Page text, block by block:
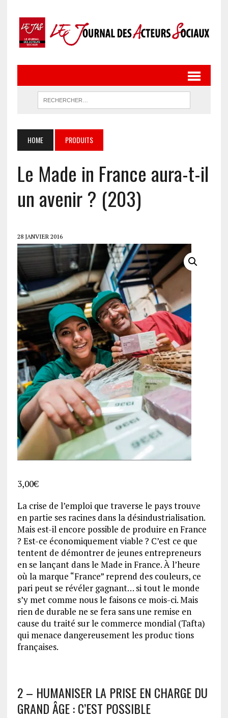
HOME PRODUITS
Le Made in France aura-t-il
un avenir ? (203)
28 JANVIER 2016
3,00€
La crise de l’emploi que traverse le pays trouve
en partie ses racines dans la désindustrialisation.
Mais est-il encore possible de produire en France
? Est-ce économiquement viable ? C’est ce que
tentent de démontrer de jeunes entrepreneurs
en se lançant dans le Made in France. À l’heure
où la marque “France” reprend des couleurs, ce
pari peut se révéler gagnant… si tout le monde
s’y met comme nous le faisons ce mois-ci. Mais
rien de durable ne se fera sans une remise en
cause du traité sur le commerce mondial (Tafta)
qui menace dangereusement les produc tions
françaises.
2 – HUMANISER LA PRISE EN CHARGE DU
GRAND ÂGE : C’EST POSSIBLE